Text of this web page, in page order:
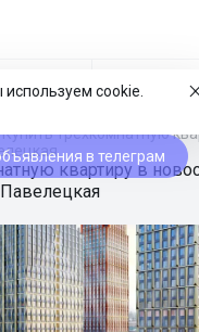
cookie.
в телеграм
Купить трехкомнатную
квартиру в